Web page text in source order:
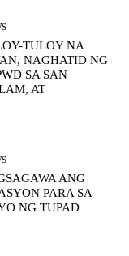
TULOY NA
NAGHATID NG
SA SAN
AT
ANG
PARA SA
NG TUPAD